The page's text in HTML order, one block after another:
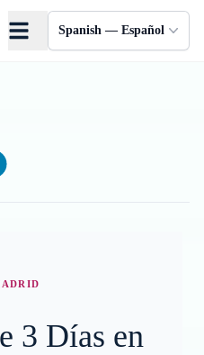
Spanish — Español
3 Días en